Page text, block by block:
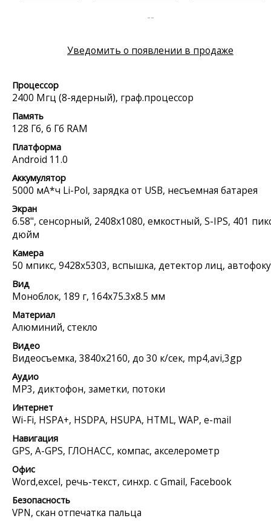
--
Уведомить о появлении в продаже
Процессор
2400 Мгц (8-ядерный), граф.процессор
Память
128 Гб, 6 Гб RAM
Платформа
Android 11.0
Аккумулятор
5000 мА*ч Li-Pol, зарядка от USB, несъемная батарея
Экран
6.58", сенсорный, 2408x1080, емкостный, S-IPS, 401
дюйм
Камера
50 мпикс, 9428x5303, вспышка, детектор лиц,
Вид
Моноблок, 189 г, 164x75.3x8.5 мм
Материал
Алюминий, стекло
Видео
Видеосъемка, 3840x2160, до 30 к/сек, mp4,avi,3gp
Аудио
MP3, диктофон, заметки, потоки
Интернет
Wi-Fi, HSPA+, HSDPA, HSUPA, HTML, WAP, e-mail
Навигация
GPS, A-GPS, ГЛОНАСС, компас, акселерометр
Офис
Word,excel, речь-текст, синхр. с Gmail, Facebook
Безопасность
VPN, скан отпечатка пальца